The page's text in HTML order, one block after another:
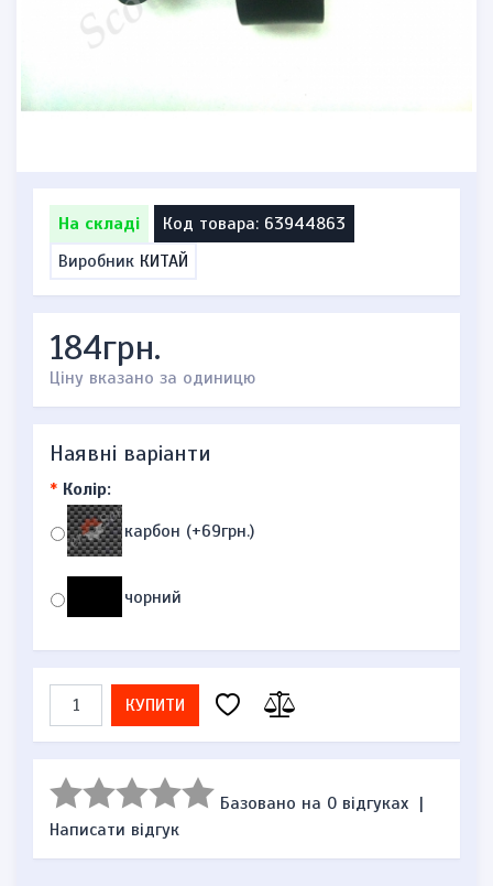
На складі
Код товара: 63944863
Виробник КИТАЙ
184грн.
Ціну вказано за одиницю
Наявні варіанти
* Колір:
карбон (+69грн.)
чорний
КУПИТИ
Базовано на 0 відгуках |
Написати відгук